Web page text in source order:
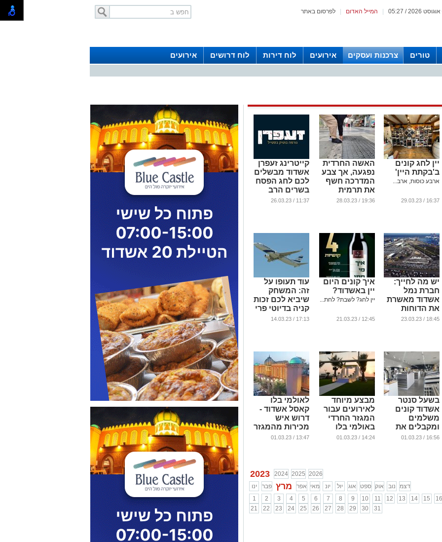
לפרסום באתר המייל האדום
טורים צרכנות ועסקים אירועים לוח דירות לוח דרושים אירועים
יין לחג קונים
ב'בקתת היין'
ארבע כוסות, ארב...
16:37 / 29.03.23
האשה החרדית
נפגעה, אך צבע
המדרכה חשף
את תרמית
העירייה
19:36 / 28.03.23
קייטרינג זעפרן
אשדוד מבשלים
לכם לחג הפסח
בשרים הרב
מחפוד
11:37 / 26.03.23
יש מה לחייך:
חברת נמל
אשדוד מאשרת
את הדוחות
הכספיים לשנת
18:45 / 23.03.23
איך קונים היום
יין באשדוד?
יין לחג? לשבת? לחת...
12:45 / 21.03.23
עוד תעופו על
זה: המשחק
שיביא לכם זכות
קניה בדיוטי פרי
17:13 / 14.03.23
בשעל סנטר
אשדוד קונים
משלמים
ומקבלים את
המוצרים בלי
16:56 / 01.03.23
מבצע מיוחד
לאירועים עבור
המגזר החרדי
באולמי בלו
קאסל אשדוד
14:24 / 01.03.23
לאולמי בלו
קאסל אשדוד -
דרוש איש
מכירות מהמגזר
החרדי
13:47 / 01.03.23
2023 2024 2025 2026
ינו
פבר מרץ אפר מאי יונ יול אוג ספט אוק נוב
דצמ
1
2 3 4 5 6 7 8 9 10 11 12 13 14 15 16
21
22 23 24 25 26 27 28 29 30 31